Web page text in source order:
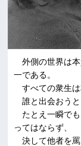
外側の世界は
一である。
すべての衆生は
誰と出会おうと
たとえ一瞬でも
ってはならず、
決して他者を罵